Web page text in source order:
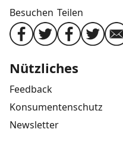
Besuchen Teilen
Nützliches
Feedback
Konsumentenschutz
Newsletter